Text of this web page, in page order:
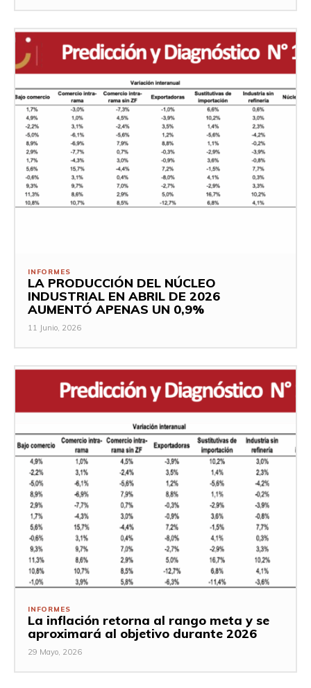
INFORMES
LA PRODUCCIÓN DEL NÚCLEO
INDUSTRIAL EN ABRIL DE 2026
AUMENTÓ APENAS UN 0,9%
11 Junio, 2026
INFORMES
La inflación retorna al rango meta y se
aproximará al objetivo durante 2026
29 Mayo, 2026